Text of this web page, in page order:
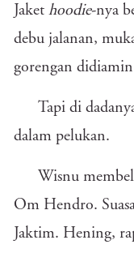
Jaket hoodie-nya
debu jalanan,
gorengan
Tapi di
dalam pelukan.
Wisnu
Om Hendro.
Jaktim. Hening,